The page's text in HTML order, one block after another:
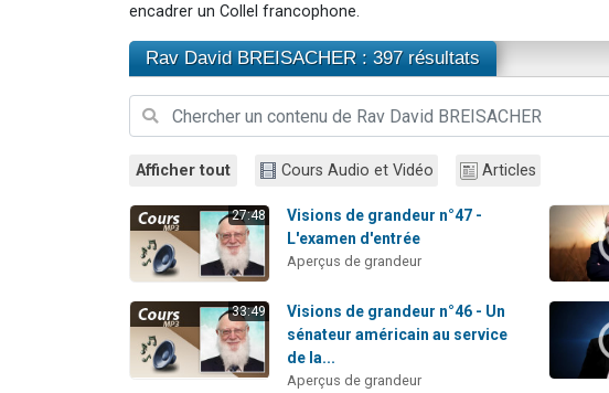
encadrer un Collel francophone.
Rav David BREISACHER : 397 résultats
Afficher tout Cours Audio et Vidéo Articles
27:48
Visions de grandeur n°47 -
L'examen d'entrée
Aperçus de grandeur
33:49
Visions de grandeur n°46 - Un
sénateur américain au service
de la...
Aperçus de grandeur